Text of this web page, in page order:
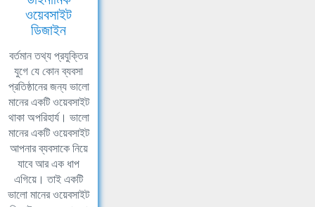
ওয়েবসাইট
ডিজাইন
বর্তমান তথ্য প্রযুক্তির
যুগে যে কোন ব্যবসা
প্রতিষ্ঠানের জন্য ভালো
মানের একটি ওয়েবসাইট
থাকা অপরিহার্য। ভালো
মানের একটি ওয়েবসাইট
আপনার ব্যবসাকে নিয়ে
যাবে আর এক ধাপ
এগিয়ে। তাই একটি
ভালো মানের ওয়েবসাইট